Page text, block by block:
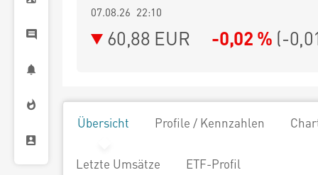
07.08.26 22:10
60,88 EUR -0,02 % (-
Übersicht Profile / Kennzahlen
Letzte Umsätze ETF-Profil